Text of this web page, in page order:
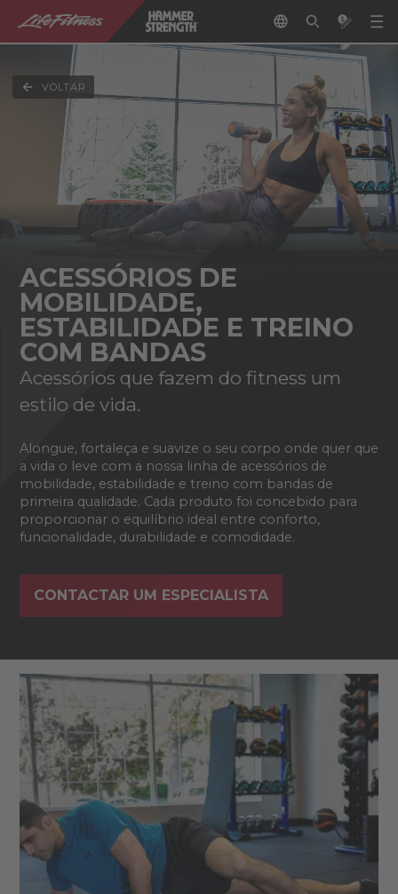
VOLTAR
ACESSÓRIOS DE
MOBILIDADE,
ESTABILIDADE E TREINO
COM BANDAS
Acessórios que fazem do fitness um
estilo de vida.
Alongue, fortaleça e suavize o seu corpo onde quer que
a vida o leve com a nossa linha de acessórios de
mobilidade, estabilidade e treino com bandas de
primeira qualidade. Cada produto foi concebido para
proporcionar o equilíbrio ideal entre conforto,
funcionalidade, durabilidade e comodidade.
CONTACTAR UM ESPECIALISTA